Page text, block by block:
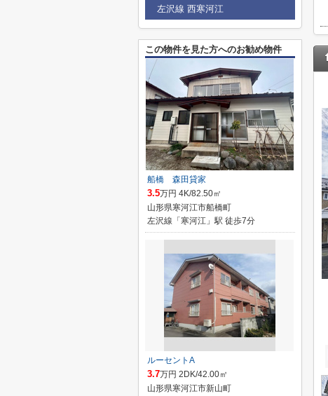
左沢線 西寒河江
この物件を見た方へのお勧め物件
船橋 森田貸家
3.5万円 4K/82.50㎡
山形県寒河江市船橋町
左沢線「寒河江」駅 徒歩7分
ルーセントA
3.7万円 2DK/42.00㎡
山形県寒河江市新山町